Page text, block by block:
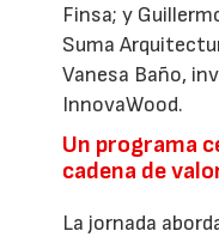
Finsa; y
Suma
Vanesa Baño,
InnovaWood.
Un programa
cadena de
La jornada